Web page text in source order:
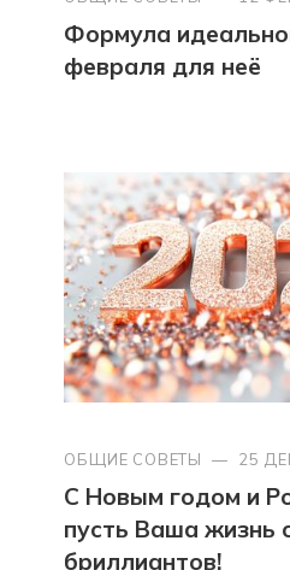
Формула
февраля для неё
ОБЩИЕ СОВЕТЫ — 25
С Новым годом и
пусть Ваша жизнь
бриллиантов!